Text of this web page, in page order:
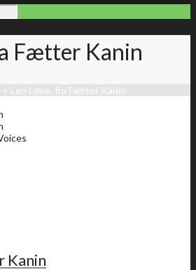
Fætter Kanin
> Leo Løve, fra Fætter Kanin
Kanin